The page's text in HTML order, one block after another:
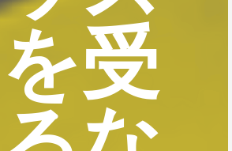
受